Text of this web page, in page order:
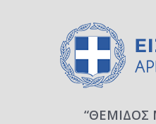
“ΘΕΜΙΔΟΣ